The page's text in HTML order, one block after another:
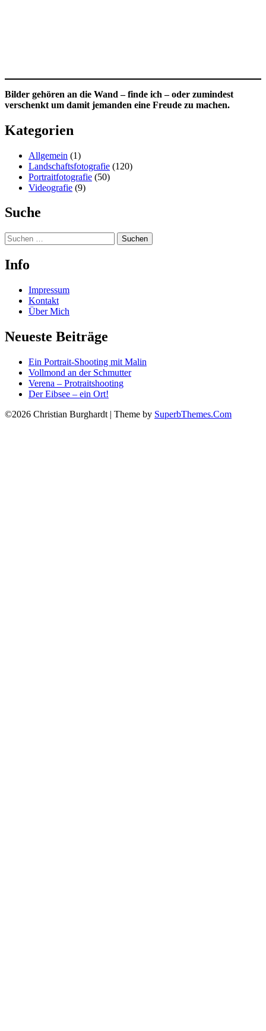
Bilder gehören an die Wand – finde ich – oder zumindest
verschenkt um damit jemanden eine Freude zu machen.
Kategorien
Allgemein (1)
Landschaftsfotografie (120)
Portraitfotografie (50)
Videografie (9)
Suche
Suchen
nach:
Info
Impressum
Kontakt
Über Mich
Neueste Beiträge
Ein Portrait-Shooting mit Malin
Vollmond an der Schmutter
Verena – Protraitshooting
Der Eibsee – ein Ort!
©2026 Christian Burghardt | Theme by SuperbThemes.Com